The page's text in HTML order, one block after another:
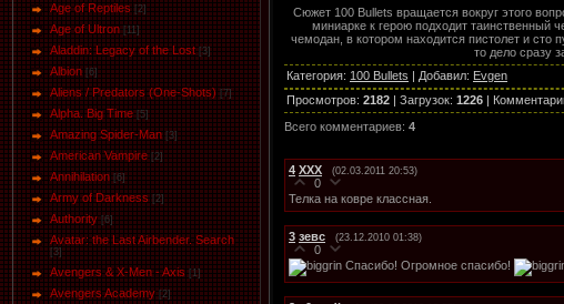
Age of Reptiles [2]
Age of Ultron [11]
Aladdin: Legacy of the Lost [3]
Albion [6]
Aliens / Predators (One-Shots) [7]
Alpha. Big Time [5]
Amazing Spider-Man [3]
American Vampire [2]
Annihilation [6]
Army of Darkness [2]
Authority [6]
Avatar: the Last Airbender. Search
[3]
Avengers & X-Men - Axis [1]
Avengers Academy [2]
Сюжет 100 Bullets вращается вокруг этого
миниарке к герою подходит таинственный
чемодан, в котором находится пистолет и сто
то дело сразу
Категория: 100 Bullets | Добавил: Evgen
Просмотров: 2182 | Загрузок: 1226 |
Всего комментариев: 4
4 ХХХ (02.03.2011 20:53)
0
Телка на ковре классная.
3 зевс (23.12.2010 01:38)
0
Спасибо! Огромное спасибо!